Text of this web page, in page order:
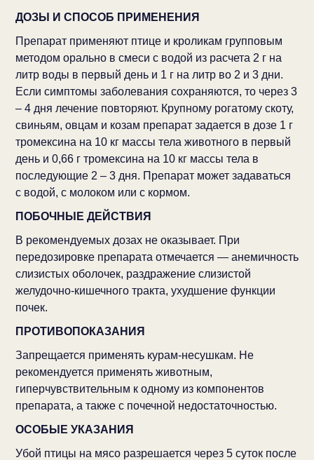
ДОЗЫ И СПОСОБ ПРИМЕНЕНИЯ
Препарат применяют птице и кроликам групповым
методом орально в смеси с водой из расчета 2 г на
литр воды в первый день и 1 г на литр во 2 и 3 дни.
Если симптомы заболевания сохраняются, то через 3
– 4 дня лечение повторяют. Крупному рогатому скоту,
свиньям, овцам и козам препарат задается в дозе 1 г
тромексина на 10 кг массы тела животного в первый
день и 0,66 г тромексина на 10 кг массы тела в
последующие 2 – 3 дня. Препарат может задаваться
с водой, с молоком или с кормом.
ПОБОЧНЫЕ ДЕЙСТВИЯ
В рекомендуемых дозах не оказывает. При
передозировке препарата отмечается — анемичность
слизистых оболочек, раздражение слизистой
желудочно-кишечного тракта, ухудшение функции
почек.
ПРОТИВОПОКАЗАНИЯ
Запрещается применять курам-несушкам. Не
рекомендуется применять животным,
гиперчувствительным к одному из компонентов
препарата, а также с почечной недостаточностью.
ОСОБЫЕ УКАЗАНИЯ
Убой птицы на мясо разрешается через 5 суток после